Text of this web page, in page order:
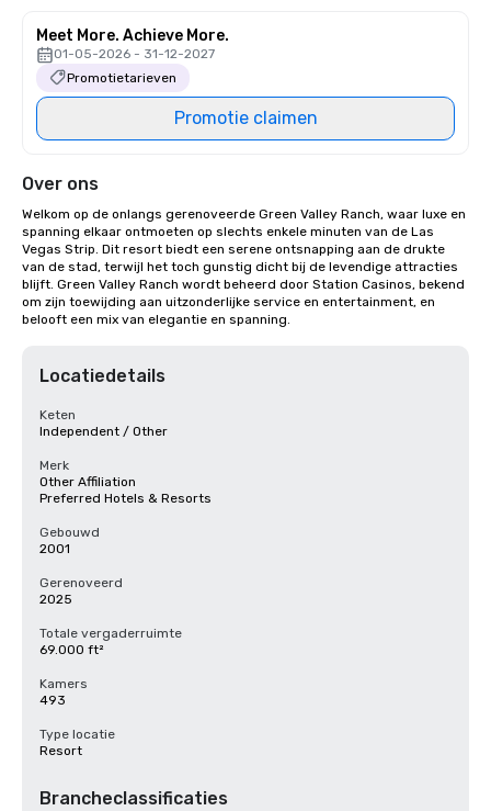
Meet More. Achieve More.
01-05-2026 - 31-12-2027
Promotietarieven
Promotie claimen
Over ons
Welkom op de onlangs gerenoveerde Green Valley Ranch, waar luxe en
spanning elkaar ontmoeten op slechts enkele minuten van de Las
Vegas Strip. Dit resort biedt een serene ontsnapping aan de drukte
van de stad, terwijl het toch gunstig dicht bij de levendige attracties
blijft. Green Valley Ranch wordt beheerd door Station Casinos, bekend
om zijn toewijding aan uitzonderlijke service en entertainment, en
belooft een mix van elegantie en spanning.
Locatiedetails
Keten
Independent / Other
Merk
Other Affiliation
Preferred Hotels & Resorts
Gebouwd
2001
Gerenoveerd
2025
Totale vergaderruimte
69.000 ft²
Kamers
493
Type locatie
Resort
Brancheclassificaties